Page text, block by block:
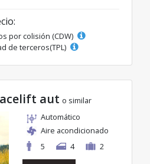
por colisión (CDW)
de terceros(TPL)
aut o similar
Automático
Aire acondicionado
5
4 2